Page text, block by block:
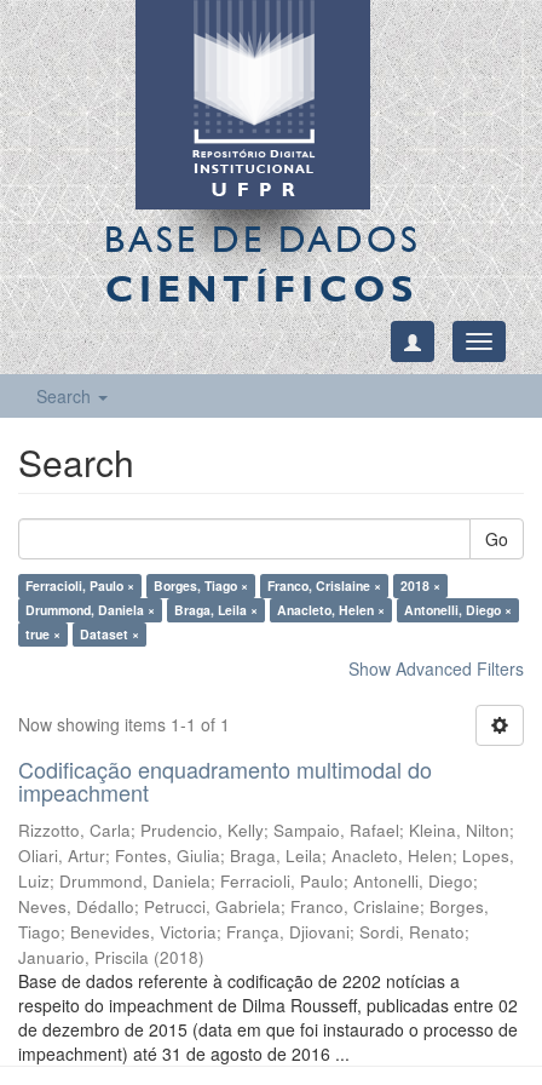
BASE DE DADOS
CIENTÍFICOS
Toggle
Search
Search
Go
Ferracioli, Paulo × Borges, Tiago × Franco, Crislaine ×
2018 ×
Drummond, Daniela ×
Braga, Leila × Anacleto, Helen ×
Antonelli, Diego ×
true ×
Dataset ×
Show Advanced Filters
Now showing items 1-1 of 1
Codificação enquadramento multimodal do
impeachment
Rizzotto, Carla; Prudencio, Kelly; Sampaio, Rafael; Kleina, Nilton;
Oliari, Artur; Fontes, Giulia; Braga, Leila; Anacleto, Helen; Lopes,
Luiz; Drummond, Daniela; Ferracioli, Paulo; Antonelli, Diego;
Neves, Dédallo; Petrucci, Gabriela; Franco, Crislaine; Borges,
Tiago; Benevides, Victoria; França, Djiovani; Sordi, Renato;
Januario, Priscila (2018)
Base de dados referente à codificação de 2202 notícias a
respeito do impeachment de Dilma Rousseff, publicadas entre 02
de dezembro de 2015 (data em que foi instaurado o processo de
impeachment) até 31 de agosto de 2016 ...